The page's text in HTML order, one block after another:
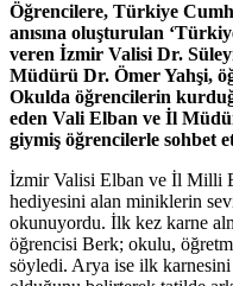
Öğrencilere, Türkiye
anısına oluşturulan
veren İzmir Valisi Dr.
Müdürü Dr. Ömer Yahşi,
Okulda öğrencilerin
eden Vali Elban ve İl
giymiş öğrencilerle sohbet
İzmir Valisi Elban ve İl Milli
hediyesini alan miniklerin
okunuyordu. İlk kez karne
öğrencisi Berk; okulu,
söyledi. Arya ise ilk karnesini